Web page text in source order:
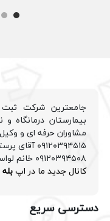
جامعترین شرکت
بیمارستان درمانگاه و
مشاوران حرفه ای و
۰۹۱۲۰۳۹۴۵۱۵ آقای پرسته
۰۹۱۲۰۳۹۴۵۰۸ خانم لواسانی
کانال جدید ما در اپبله
دسترسی سریع